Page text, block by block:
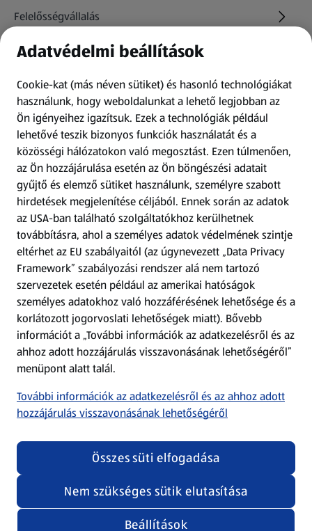
Felelősségvállalás
Információk
Kérdőív
Fizetési lehetőségek
ALDI utalványok
Árcsökkentés
Adattörlő alkalmazás
Szervizpont
(új oldalon nyílik meg)
Fedezz fel minket az interneten!
Töltsd le az ALDI Magyarország applikációt!
Adatvédelem és szabályzat
Cookie beállítások módosítása
Felhasználási feltételek
Adatvédelem / Impresszum
Security policy
(új oldalon nyílik meg)
Adatvédelmi beállítások
Cookie-kat (más néven sütiket) és hasonló technológiákat
használunk, hogy weboldalunkat a lehető legjobban az
Ön igényeihez igazítsuk. Ezek a technológiák például
lehetővé teszik bizonyos funkciók használatát és a
közösségi hálózatokon való megosztást. Ezen túlmenően,
az Ön hozzájárulása esetén az Ön böngészési adatait
gyűjtő és elemző sütiket használunk, személyre szabott
hirdetések megjelenítése céljából. Ennek során az adatok
az USA-ban található szolgáltatókhoz kerülhetnek
továbbításra, ahol a személyes adatok védelmének szintje
eltérhet az EU szabályaitól (az úgynevezett „Data Privacy
Framework” szabályozási rendszer alá nem tartozó
szervezetek esetén például az amerikai hatóságok
személyes adatokhoz való hozzáférésének lehetősége és a
korlátozott jogorvoslati lehetőségek miatt). Bővebb
információt a „További információk az adatkezelésről és az
ahhoz adott hozzájárulás visszavonásának lehetőségéről”
menüpont alatt talál.
További információk az adatkezelésről és az ahhoz adott
hozzájárulás visszavonásának lehetőségéről
Beállítások
Nem szükséges sütik elutasítása
Összes süti elfogadása